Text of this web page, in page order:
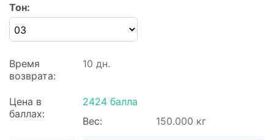
Тон:
Время
возврата:
10 дн.
Цена в
баллах:
2424 балла
Вес:
150.000 кг